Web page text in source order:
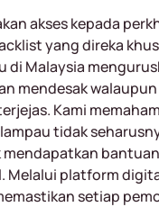
akses kepada
yang direka
di Malaysia
mendesak
Kami
tidak
Melalui platform
setiap